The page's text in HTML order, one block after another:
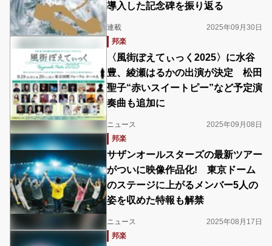
導入した記念碑を振り返る
連載
2025年09月30日
邦楽
〈風街ぽえてぃっく2025〉に水谷
豊、綾瀬はるかの出演が決定 松田
聖子“赤いスイートピー”など予定演
奏曲も追加に
ニュース
2025年09月08日
邦楽
サザンオールスターズの最新ツアー
がついに映像作品化! 東京ドーム
のステージに上がるメンバー5人の
姿を収めた特報も解禁
ニュース
2025年08月17日
邦楽